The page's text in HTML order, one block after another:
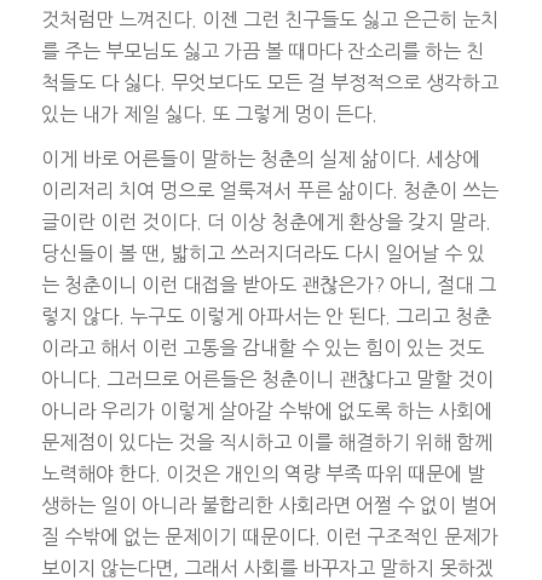
것처럼만 느껴진다. 이젠 그런 친구들도 싫고 은근히 눈치
를 주는 부모님도 싫고 가끔 볼 때마다 잔소리를 하는 친
척들도 다 싫다. 무엇보다도 모든 걸 부정적으로 생각하고
있는 내가 제일 싫다. 또 그렇게 멍이 든다.
이게 바로 어른들이 말하는 청춘의 실제 삶이다. 세상에
이리저리 치여 멍으로 얼룩져서 푸른 삶이다. 청춘이 쓰는
글이란 이런 것이다. 더 이상 청춘에게 환상을 갖지 말라.
당신들이 볼 땐, 밟히고 쓰러지더라도 다시 일어날 수 있
는 청춘이니 이런 대접을 받아도 괜찮은가? 아니, 절대 그
렇지 않다. 누구도 이렇게 아파서는 안 된다. 그리고 청춘
이라고 해서 이런 고통을 감내할 수 있는 힘이 있는 것도
아니다. 그러므로 어른들은 청춘이니 괜찮다고 말할 것이
아니라 우리가 이렇게 살아갈 수밖에 없도록 하는 사회에
문제점이 있다는 것을 직시하고 이를 해결하기 위해 함께
노력해야 한다. 이것은 개인의 역량 부족 따위 때문에 발
생하는 일이 아니라 불합리한 사회라면 어쩔 수 없이 벌어
질 수밖에 없는 문제이기 때문이다. 이런 구조적인 문제가
보이지 않는다면, 그래서 사회를 바꾸자고 말하지 못하겠